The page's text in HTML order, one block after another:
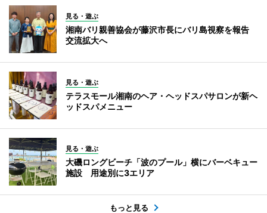
見る・遊ぶ
湘南バリ親善協会が藤沢市長にバリ島視察を報告
交流拡大へ
見る・遊ぶ
テラスモール湘南のヘア・ヘッドスパサロンが新ヘ
ッドスパメニュー
見る・遊ぶ
大磯ロングビーチ「波のプール」横にバーベキュー
施設 用途別に3エリア
もっと見る